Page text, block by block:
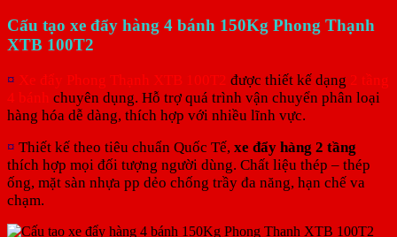
Cấu tạo xe đẩy hàng 4 bánh 150Kg Phong Thạnh
XTB 100T2
¤ Xe đẩy Phong Thạnh XTB 100T2 được thiết kế dạng 2 tầng
4 bánh chuyên dụng. Hỗ trợ quá trình vận chuyển phân loại
hàng hóa dễ dàng, thích hợp với nhiều lĩnh vực.
¤ Thiết kế theo tiêu chuẩn Quốc Tế, xe đẩy hàng 2 tầng
thích hợp mọi đối tượng người dùng. Chất liệu thép – thép
ống, mặt sàn nhựa pp dẻo chống trầy đa năng, hạn chế va
chạm.